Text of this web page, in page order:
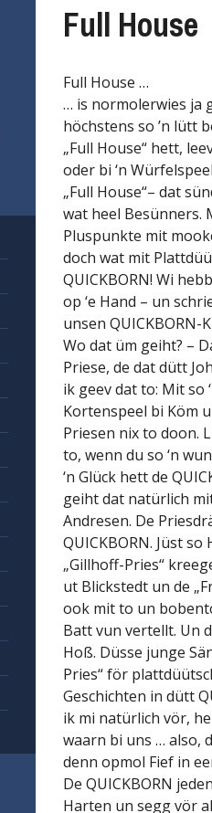
Full House
Full House …
… is normolerwies ja
höchstens so ’n lütt
„Full House“ hett,
oder bi ‘n
„Full House“– dat
wat heel Besünners.
Pluspunkte mit
doch wat mit
QUICKBORN! Wi
op ‘e Hand – un
unsen QUICKBORN-
Wo dat üm geiht? –
Priese, de dat dütt
ik geev dat to: Mit so
Kortenspeel bi Köm
Priesen nix to doon.
to, wenn du so ‘n
‘n Glück hett de
geiht dat natürlich
Andresen. De
QUICKBORN. Jüst
„Gillhoff-Pries“
ut Blickstedt un de
ook mit to un
Batt vun vertellt. Un
Hoß. Düsse junge
Pries“ för
Geschichten in dütt
ik mi natürlich vör,
waarn bi uns … also,
denn opmol Fief in
De QUICKBORN
Harten un segg vör